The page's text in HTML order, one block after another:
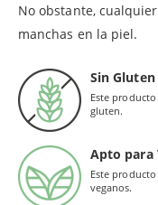
No obstante,
manchas en la piel.
Sin Gluten
Este
gluten.
Apto para
Este
veganos.